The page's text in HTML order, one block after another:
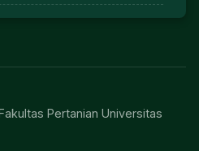
Pertanian Universitas